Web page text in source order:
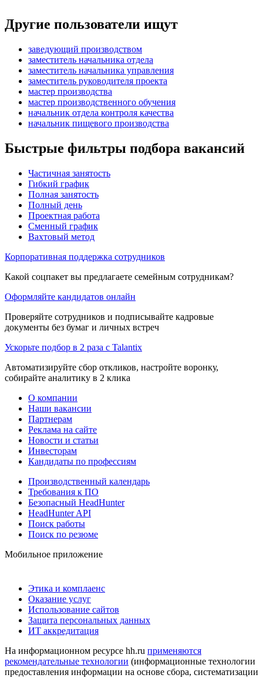
Другие пользователи ищут
заведующий производством
заместитель начальника отдела
заместитель начальника управления
заместитель руководителя проекта
мастер производства
мастер производственного обучения
начальник отдела контроля качества
начальник пищевого производства
Быстрые фильтры подбора вакансий
Частичная занятость
Гибкий график
Полная занятость
Полный день
Проектная работа
Сменный график
Вахтовый метод
Корпоративная поддержка сотрудников
Какой соцпакет вы предлагаете семейным сотрудникам?
Оформляйте кандидатов онлайн
Проверяйте сотрудников и подписывайте кадровые
документы без бумаг и личных встреч
Ускорьте подбор в 2 раза с Talantix
Автоматизируйте сбор откликов, настройте воронку,
собирайте аналитику в 2 клика
О компании
Наши вакансии
Партнерам
Реклама на сайте
Новости и статьи
Инвесторам
Кандидаты по профессиям
Производственный календарь
Требования к ПО
Безопасный HeadHunter
HeadHunter API
Поиск работы
Поиск по резюме
Мобильное приложение
Этика и комплаенс
Оказание услуг
Использование сайтов
Защита персональных данных
ИТ аккредитация
На информационном ресурсе hh.ru применяются
рекомендательные технологии (информационные технологии
предоставления информации на основе сбора, систематизации